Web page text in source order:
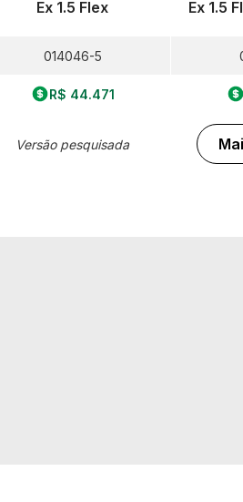
Ex 1.5 Flex
014046-5
R$ 44.471
Versão pesquisada
Ex 1.5